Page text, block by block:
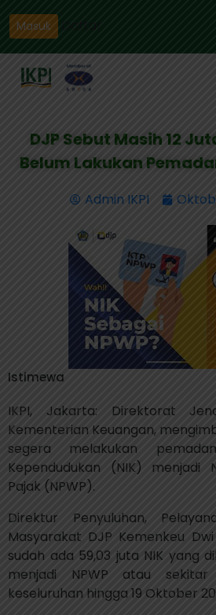
Masuk
DJP Sebut Masih 12
Belum Lakukan
Admin IKPI
Istimewa
IKPI, Jakarta: Direktorat
Kementerian Keuangan,
segera melakukan
Kependudukan (NIK) menjadi
Pajak (NPWP).
Direktur Penyuluhan,
Masyarakat DJP Kemenkeu
sudah ada 59,03 juta NIK yang
menjadi NPWP atau
keseluruhan hingga 19 Oktober